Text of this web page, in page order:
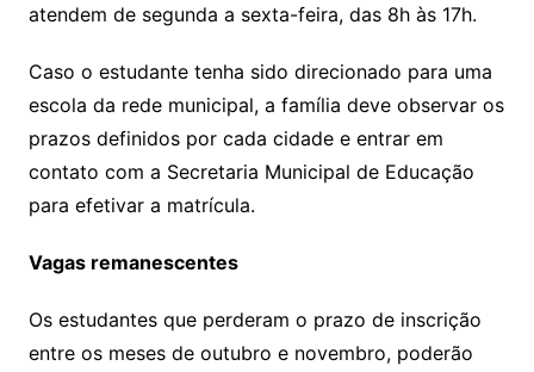
atendem de segunda a sexta-feira, das 8h às 17h.
Caso o estudante tenha sido direcionado para uma
escola da rede municipal, a família deve observar os
prazos definidos por cada cidade e entrar em
contato com a Secretaria Municipal de Educação
para efetivar a matrícula.
Vagas remanescentes
Os estudantes que perderam o prazo de inscrição
entre os meses de outubro e novembro, poderão